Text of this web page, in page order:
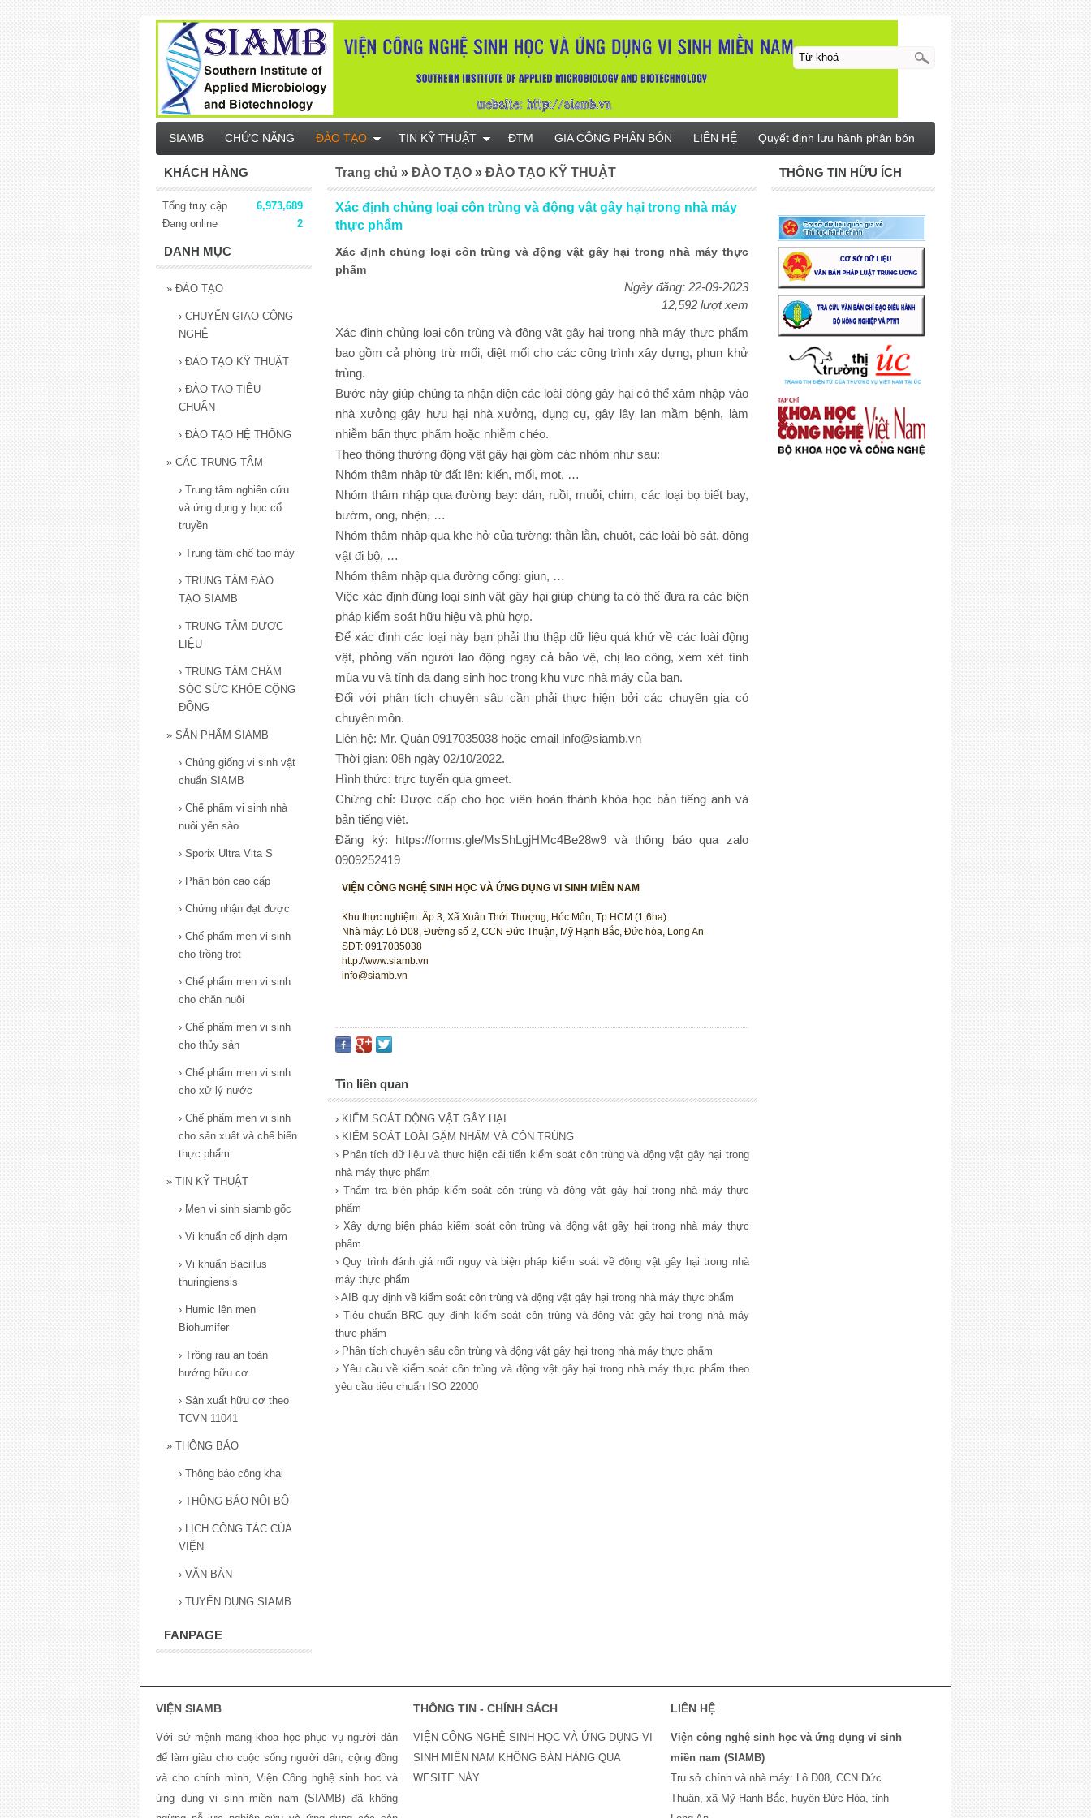
Xác định chủng loại côn trùng và động vật gây hại trong nhà máy
thực phẩm
Xác định chủng loại côn trùng và động vật gây hại trong nhà máy thực
phẩm
Ngày đăng: 22-09-2023
12,592 lượt xem
Xác định chủng loại côn trùng và động vật gây hại trong nhà máy thực phẩm
bao gồm cả phòng trừ mối, diệt mối cho các công trình xây dựng, phun khử
trùng.
Bước này giúp chúng ta nhận diện các loài động gây hại có thể xâm nhập vào
nhà xưởng gây hưu hại nhà xưởng, dụng cụ, gây lây lan mầm bệnh, làm
nhiễm bẩn thực phẩm hoặc nhiễm chéo.
Theo thông thường động vật gây hại gồm các nhóm như sau:
Nhóm thâm nhập từ đất lên: kiến, mối, mọt, …
Nhóm thâm nhập qua đường bay: dán, ruồi, muỗi, chim, các loại bọ biết bay,
bướm, ong, nhện, …
Nhóm thâm nhập qua khe hở của tường: thằn lằn, chuột, các loài bò sát, động
vật đi bộ, …
Nhóm thâm nhập qua đường cống: giun, …
Việc xác định đúng loại sinh vật gây hại giúp chúng ta có thể đưa ra các biện
pháp kiểm soát hữu hiệu và phù hợp.
Để xác định các loại này bạn phải thu thập dữ liệu quá khứ về các loài động
vật, phỏng vấn người lao động ngay cả bảo vệ, chị lao công, xem xét tính
mùa vụ và tính đa dạng sinh học trong khu vực nhà máy của bạn.
Đối với phân tích chuyên sâu cần phải thực hiện bởi các chuyên gia có
chuyên môn.
Liên hệ: Mr. Quân 0917035038 hoặc email info@siamb.vn
Thời gian: 08h ngày 02/10/2022.
Hình thức: trực tuyến qua gmeet.
Chứng chỉ: Được cấp cho học viên hoàn thành khóa học bản tiếng anh và
bản tiếng việt.
Đăng ký: https://forms.gle/MsShLgjHMc4Be28w9 và thông báo qua zalo
0909252419
VIỆN CÔNG NGHỆ SINH HỌC VÀ ỨNG DỤNG VI SINH MIỀN NAM
Khu thực nghiệm: Ấp 3, Xã Xuân Thới Thượng, Hóc Môn, Tp.HCM (1,6ha)
Nhà máy: Lô D08, Đường số 2, CCN Đức Thuận, Mỹ Hạnh Bắc, Đức hòa, Long An
SĐT: 0917035038
http://www.siamb.vn
info@siamb.vn
Tin liên quan
› KIỂM SOÁT ĐỘNG VẬT GÂY HẠI
› KIỂM SOÁT LOÀI GẶM NHẤM VÀ CÔN TRÙNG
› Phân tích dữ liệu và thực hiện cải tiến kiểm soát côn trùng và động vật gây hại trong
nhà máy thực phẩm
› Thẩm tra biện pháp kiểm soát côn trùng và động vật gây hại trong nhà máy thực
phẩm
› Xây dựng biện pháp kiểm soát côn trùng và động vật gây hại trong nhà máy thực
phẩm
› Quy trình đánh giá mối nguy và biện pháp kiểm soát về động vật gây hại trong nhà
máy thực phẩm
› AIB quy định về kiểm soát côn trùng và động vật gây hại trong nhà máy thực phẩm
› Tiêu chuẩn BRC quy định kiểm soát côn trùng và động vật gây hại trong nhà máy
thực phẩm
› Phân tích chuyên sâu côn trùng và động vật gây hại trong nhà máy thực phẩm
› Yêu cầu về kiểm soát côn trùng và động vật gây hại trong nhà máy thực phẩm theo
yêu cầu tiêu chuẩn ISO 22000
Trang chủ »ĐÀO TẠO »ĐÀO TẠO KỸ THUẬT THÔNG TIN HỮU ÍCH
KHÁCH HÀNG
Tổng truy cập
6,973,689
Đang online
2
DANH MỤC
» ĐÀO TẠO
› CHUYỂN GIAO CÔNG
NGHỆ
› ĐÀO TẠO KỸ THUẬT
› ĐÀO TẠO TIÊU
CHUẨN
› ĐÀO TẠO HỆ THỐNG
» CÁC TRUNG TÂM
› Trung tâm nghiên cứu
và ứng dụng y học cổ
truyền
› Trung tâm chế tạo máy
› TRUNG TÂM ĐÀO
TẠO SIAMB
› TRUNG TÂM DƯỢC
LIỆU
› TRUNG TÂM CHĂM
SÓC SỨC KHỎE CỘNG
ĐỒNG
» SẢN PHẨM SIAMB
› Chủng giống vi sinh vật
chuẩn SIAMB
› Chế phẩm vi sinh nhà
nuôi yến sào
› Sporix Ultra Vita S
› Phân bón cao cấp
› Chứng nhận đạt được
› Chế phẩm men vi sinh
cho trồng trọt
› Chế phẩm men vi sinh
cho chăn nuôi
› Chế phẩm men vi sinh
cho thủy sản
› Chế phẩm men vi sinh
cho xử lý nước
› Chế phẩm men vi sinh
cho sản xuất và chế biến
thực phẩm
» TIN KỸ THUẬT
› Men vi sinh siamb gốc
› Vi khuẩn cố định đạm
› Vi khuẩn Bacillus
thuringiensis
› Humic lên men
Biohumifer
› Trồng rau an toàn
hướng hữu cơ
› Sản xuất hữu cơ theo
TCVN 11041
» THÔNG BÁO
› Thông báo công khai
› THÔNG BÁO NỘI BỘ
› LỊCH CÔNG TÁC CỦA
VIỆN
› VĂN BẢN
› TUYỂN DỤNG SIAMB
FANPAGE
SIAMB CHỨC NĂNG ĐÀO TẠO TIN KỸ THUẬT ĐTM GIA CÔNG PHÂN BÓN LIÊN HỆ Quyết định lưu hành phân bón
VIỆN SIAMB
Với sứ mệnh mang khoa học phục vụ người dân
để làm giàu cho cuộc sống người dân, cộng đồng
và cho chính mình, Viện Công nghệ sinh học và
ứng dụng vi sinh miền nam (SIAMB) đã không
THÔNG TIN - CHÍNH SÁCH
VIỆN CÔNG NGHỆ SINH HỌC VÀ ỨNG DỤNG VI
SINH MIỀN NAM KHÔNG BÁN HÀNG QUA
WESITE NÀY
LIÊN HỆ
Viện công nghệ sinh học và ứng dụng vi sinh
miền nam (SIAMB)
Trụ sở chính và nhà máy: Lô D08, CCN Đức
Thuận, xã Mỹ Hạnh Bắc, huyện Đức Hòa, tỉnh